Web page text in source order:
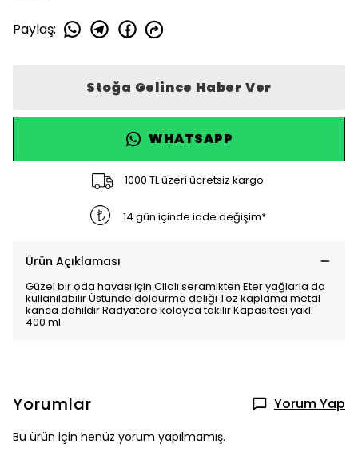
Paylaş:
Stoğa Gelince Haber Ver
WHATSAPP
1000 TL üzeri ücretsiz kargo
14 gün içinde iade değişim*
Ürün Açıklaması
Güzel bir oda havası için Cilalı seramikten Eter yağlarla da
kullanılabilir Üstünde doldurma deliği Toz kaplama metal
kanca dahildir Radyatöre kolayca takılır Kapasitesi yakl.
400 ml
Yorumlar Yorum Yap
Bu ürün için henüz yorum yapılmamış.